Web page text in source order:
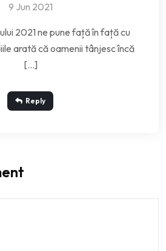
9 Jun 2021
2021 ne pune față în față cu
arată că oamenii tânjesc încă
[…]
Reply